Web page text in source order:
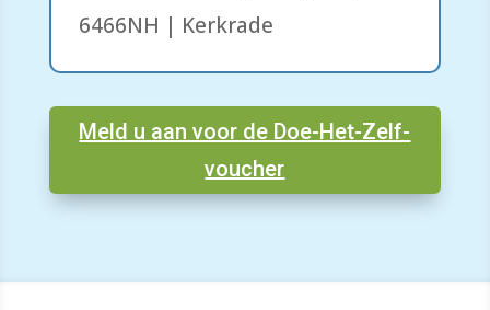
6466NH | Kerkrade
Meld u aan voor de Doe-Het-Zelf-
voucher